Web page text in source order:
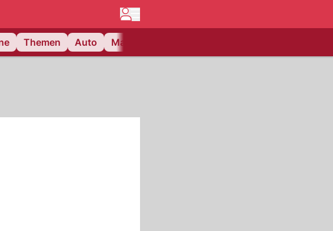
Themen Auto Matchcenter